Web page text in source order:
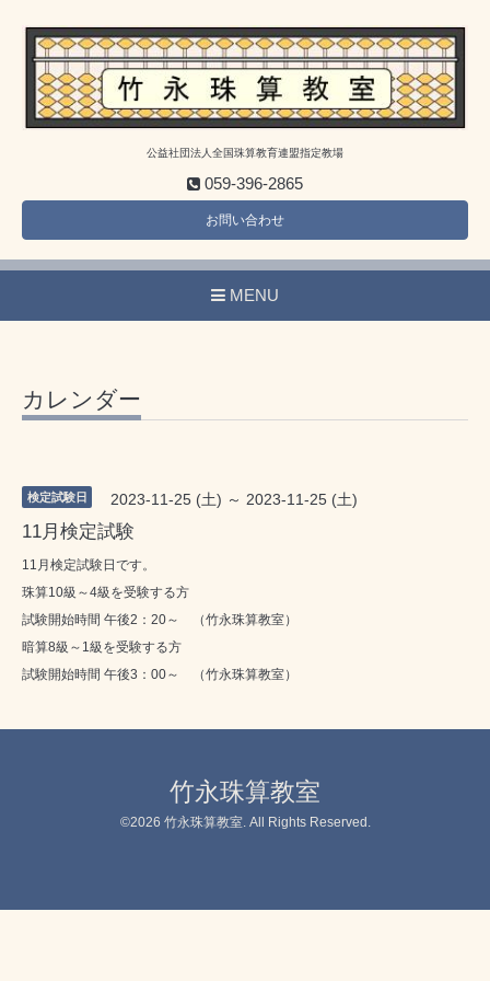
公益社団法人全国珠算教育連盟指定教場
059-396-2865
お問い合わせ
MENU
カレンダー
検定試験日 2023-11-25 (土) ～ 2023-11-25 (土)
11月検定試験
11月検定試験日です。
珠算10級～4級を受験する方
試験開始時間 午後2：20～ （竹永珠算教室）
暗算8級～1級を受験する方
試験開始時間 午後3：00～ （竹永珠算教室）
竹永珠算教室
©2026 竹永珠算教室. All Rights Reserved.